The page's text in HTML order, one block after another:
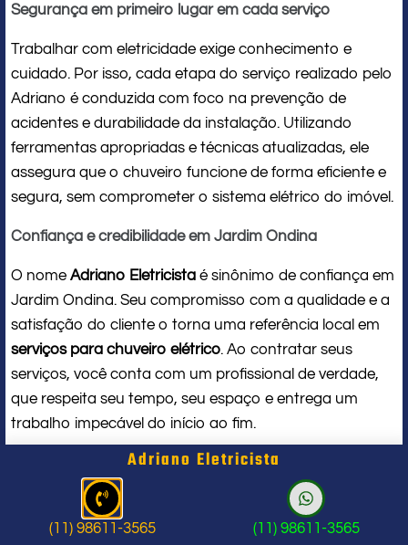
Segurança em primeiro lugar em cada serviço
Trabalhar com eletricidade exige conhecimento e
cuidado. Por isso, cada etapa do serviço realizado pelo
Adriano é conduzida com foco na prevenção de
acidentes e durabilidade da instalação. Utilizando
ferramentas apropriadas e técnicas atualizadas, ele
assegura que o chuveiro funcione de forma eficiente e
segura, sem comprometer o sistema elétrico do imóvel.
Confiança e credibilidade em Jardim Ondina
O nome Adriano Eletricista é sinônimo de confiança em
Jardim Ondina. Seu compromisso com a qualidade e a
satisfação do cliente o torna uma referência local em
serviços para chuveiro elétrico. Ao contratar seus
serviços, você conta com um profissional de verdade,
que respeita seu tempo, seu espaço e entrega um
trabalho impecável do início ao fim.
Problema com chuveiro: sinais que
indicam a hora de chamar um
profissional
Adriano Eletricista
(11) 98611-3565 (11) 98611-3565